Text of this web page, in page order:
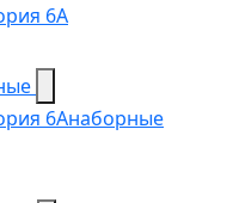
6А
6Aнаборные